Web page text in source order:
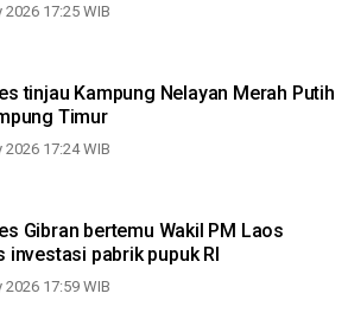
2026 17:25 WIB
tinjau Kampung Nelayan Merah Putih
Timur
2026 17:24 WIB
Gibran bertemu Wakil PM Laos
investasi pabrik pupuk RI
2026 17:59 WIB